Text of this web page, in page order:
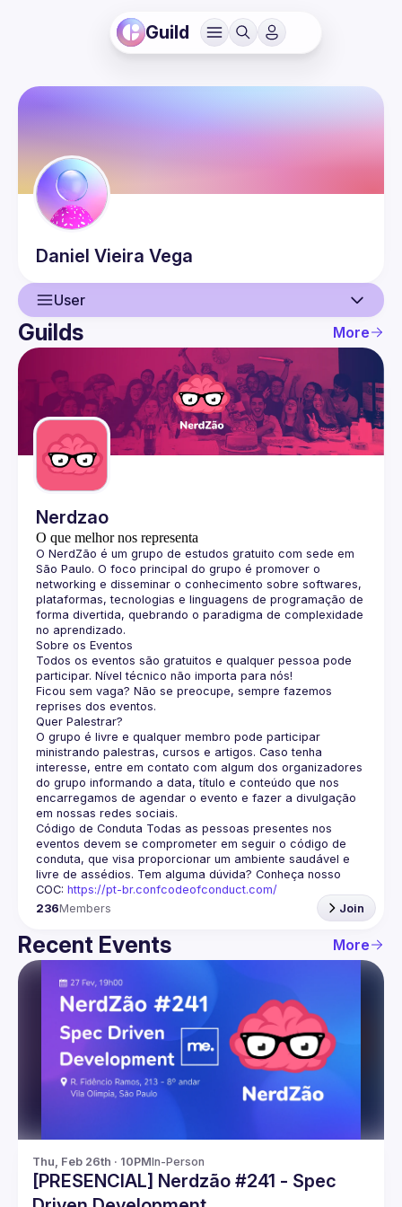
Guild
Daniel Vieira Vega
User
User
Events
Guilds
Guilds More
Nerdzao
O que melhor nos representa
O NerdZão é um grupo de estudos gratuito com sede em
São Paulo. O foco principal do grupo é promover o
networking e disseminar o conhecimento sobre softwares,
plataformas, tecnologias e linguagens de programação de
forma divertida, quebrando o paradigma de complexidade
no aprendizado.
Sobre os Eventos
Todos os eventos são gratuitos e qualquer pessoa pode
participar. Nível técnico não importa para nós!
Ficou sem vaga? Não se preocupe, sempre fazemos
reprises dos eventos.
Quer Palestrar?
O grupo é livre e qualquer membro pode participar
ministrando palestras, cursos e artigos. Caso tenha
interesse, entre em contato com algum dos organizadores
do grupo informando a data, título e conteúdo que nos
encarregamos de agendar o evento e fazer a divulgação
em nossas redes sociais.
Código de Conduta Todas as pessoas presentes nos
eventos devem se comprometer em seguir o código de
conduta, que visa proporcionar um ambiente saudável e
livre de assédios. Tem alguma dúvida? Conheça nosso
COC: https://pt-br.confcodeofconduct.com/
236Members Join
Recent Events More
Thu, Feb 26th · 10PMIn-Person
[PRESENCIAL] Nerdzão #241 - Spec